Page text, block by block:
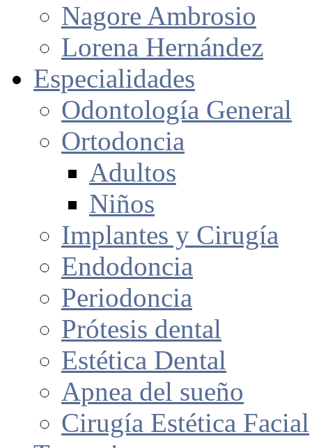
Nagore Ambrosio
Lorena Hernández
Especialidades
Odontología General
Ortodoncia
Adultos
Niños
Implantes y Cirugía
Endodoncia
Periodoncia
Prótesis dental
Estética Dental
Apnea del sueño
Cirugía Estética Facial